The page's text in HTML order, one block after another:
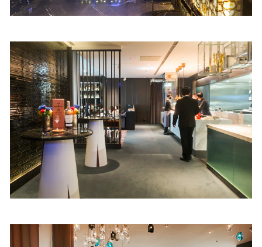
影音區
歷史區
關於Yilan
個人著作
活動實況記錄
媒體報導一覽
合作與代言
訂閱電子報